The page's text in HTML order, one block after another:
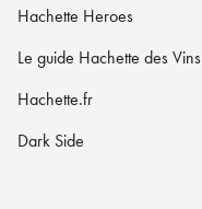
Hachette Heroes
Le guide Hachette des Vins
Hachette.fr
Dark Side